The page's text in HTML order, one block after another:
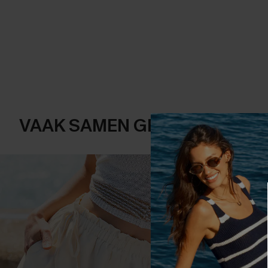
VAAK SAMEN GEKOCHT